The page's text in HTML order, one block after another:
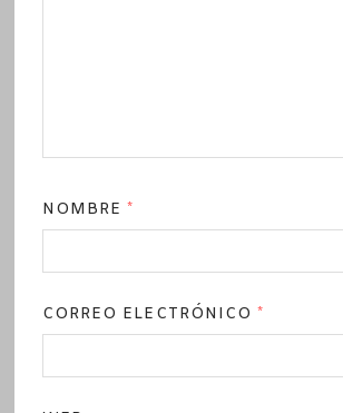
NOMBRE*
CORREO ELECTRÓNICO*